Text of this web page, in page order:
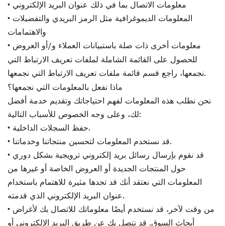
• معلومات الاتصال بما في ذلك عنوان البريد الإلكتروني
• المعلومات الديموغرافية مثل الرمز البريدي والتفضيلات
والاهتمامات
• معلومات أخرى ذات صلة باستبيانات العملاء و/أو العروض
للحصول على القائمة الشاملة لملفات تعريف الارتباط التي
نجمعها، راجع قسم قائمة ملفات تعريف الارتباط التي نجمعها.
ماذا نفعل بالمعلومات التي نجمعها؟
نحن نطلب هذه المعلومات لفهم احتياجاتك وتقديم خدمة أفضل
لك، وعلى وجه الخصوص للأسباب التالية:
• حفظ السجلات الداخلية.
• قد نستخدم المعلومات لتحسين منتجاتنا وخدماتنا.
• قد نقوم بإرسال رسائل بريد إلكتروني ترويجية بشكل دوري
حول المنتجات الجديدة أو العروض الخاصة أو غيرها من
المعلومات التي نعتقد أنك قد تجدها مثيرة للاهتمام باستخدام
عنوان البريد الإلكتروني الذي قدمته.
• من وقت لآخر، قد نستخدم أيضًا معلوماتك للاتصال بك لأغراض
أبحاث السوق. قد نتصل بك عن طريق البريد الإلكتروني أو